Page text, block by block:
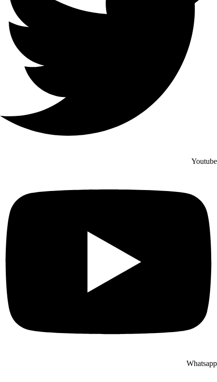
Youtube
Whatsapp